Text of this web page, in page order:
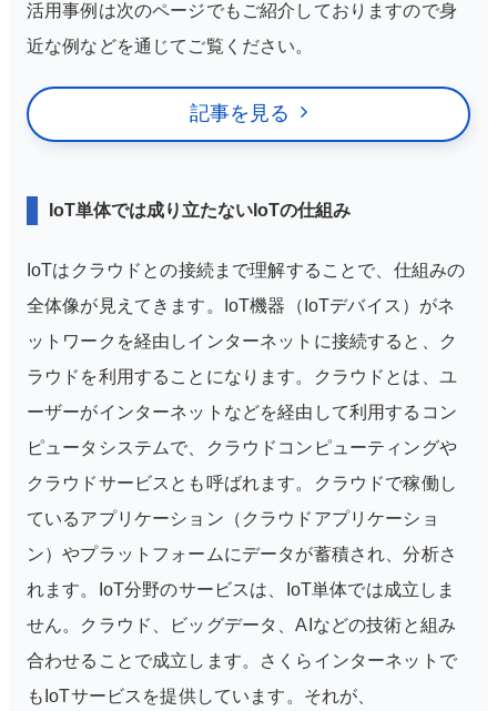
活用事例は次のページでもご紹介しておりますので身
近な例などを通じてご覧ください。
記事を見る
IoT単体では成り立たないIoTの仕組み
IoTはクラウドとの接続まで理解することで、仕組みの
全体像が見えてきます。IoT機器（IoTデバイス）がネ
ットワークを経由しインターネットに接続すると、ク
ラウドを利用することになります。クラウドとは、ユ
ーザーがインターネットなどを経由して利用するコン
ピュータシステムで、クラウドコンピューティングや
クラウドサービスとも呼ばれます。クラウドで稼働し
ているアプリケーション（クラウドアプリケーショ
ン）やプラットフォームにデータが蓄積され、分析さ
れます。IoT分野のサービスは、IoT単体では成立しま
せん。クラウド、ビッグデータ、AIなどの技術と組み
合わせることで成立します。さくらインターネットで
もIoTサービスを提供しています。それが、